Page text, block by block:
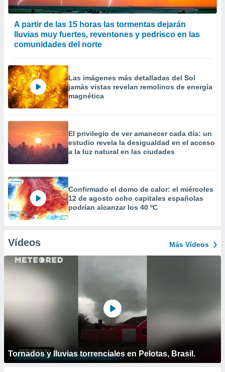
A partir de las 15 horas las tormentas dejarán
lluvias muy fuertes, reventones y pedrisco en las
comunidades del norte
Las imágenes más detalladas del Sol
jamás vistas revelan remolinos de energía
magnética
El privilegio de ver amanecer cada día: un
estudio revela la desigualdad en el acceso
a la luz natural en las ciudades
Confirmado el domo de calor: el miércoles
12 de agosto ocho capitales españolas
podrían alcanzar los 40 ºC
Vídeos Más Vídeos
Tornados y lluvias torrenciales en Pelotas, Brasil.